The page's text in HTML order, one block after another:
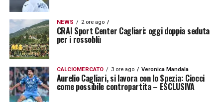
NEWS 2 ore ago
CRAI Sport Center Cagliari: oggi doppia seduta
per i rossoblù
CALCIOMERCATO 3 ore ago Veronica Mandala
Aurelio Cagliari, si lavora con lo Spezia: Ciocci
come possibile contropartita – ESCLUSIVA